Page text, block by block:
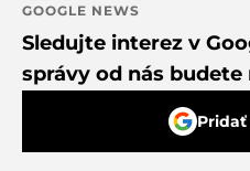
GOOGLE NEWS
Sledujte interez v
správy od nás
Pridať